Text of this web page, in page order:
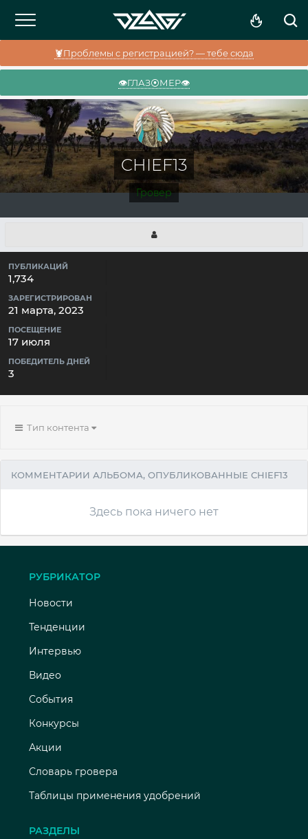
🦞Проблемы с регистрацией? — тебе сюда
👁️ГЛАЗ⦿МЕР👁️
CHIEF13
Гровер
ПУБЛИКАЦИЙ
1,734
ЗАРЕГИСТРИРОВАН
21 марта, 2023
ПОСЕЩЕНИЕ
17 июля
ПОБЕДИТЕЛЬ ДНЕЙ
3
Тип контента
КОММЕНТАРИИ АЛЬБОМА, ОПУБЛИКОВАННЫЕ CHIEF13
Здесь пока ничего нет
РУБРИКАТОР
Новости
Тенденции
Интервью
Видео
События
Конкурсы
Акции
Словарь гровера
Таблицы применения удобрений
РАЗДЕЛЫ